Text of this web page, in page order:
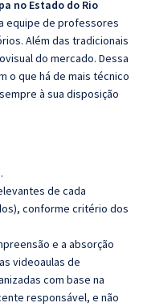
no Estado do Rio
equipe de professores
Além das tradicionais
do mercado. Dessa
o que há de mais técnico
à sua disposição
de cada
conforme critério dos
e a absorção
videoaulas de
com base na
responsável, e não